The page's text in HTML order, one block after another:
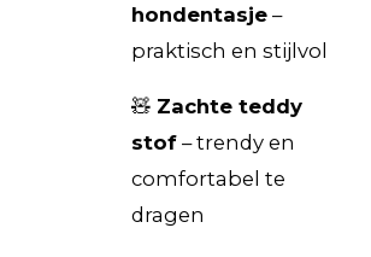
hondentasje –
praktisch en stijlvol
🧸 Zachte teddy
stof – trendy en
comfortabel te
dragen